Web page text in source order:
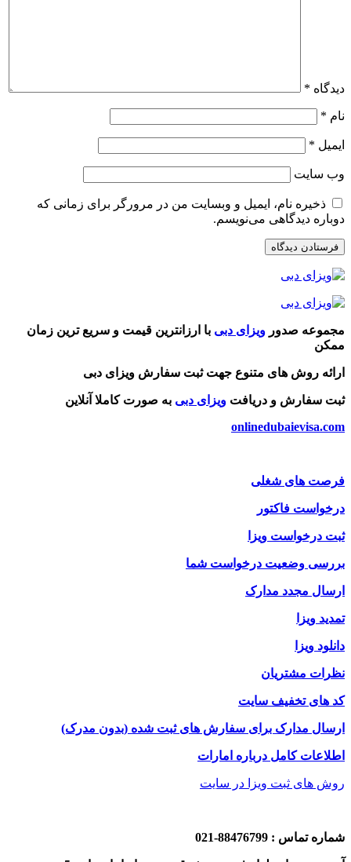
دیدگاه *
نام *
ایمیل *
وب‌ سایت
ذخیره نام، ایمیل و وبسایت من در مرورگر برای زمانی که
دوباره دیدگاهی می‌نویسم.
مجموعه صدور ویزای دبی با ارزانترین قیمت و سریع ترین زمان
ممکن
ارائه روش های متنوع جهت ثبت سفارش ویزای دبی
ثبت سفارش و دریافت ویزای دبی به صورت کاملا آنلاین
onlinedubaievisa.com
فرصت های شغلی
درخواست فاکتور
ثبت درخواست ویزا
بررسی وضعیت درخواست شما
ارسال مجدد مدارک
تمدید ویزا
دانلود ویزا
نظرات مشتریان
کد های تخفیف سایت
ارسال مدارک برای سفارش های ثبت شده (بدون مدرک)
اطلاعات کامل درباره امارات
روش های ثبت ویزا در سایت
شماره تماس : 88476799-021